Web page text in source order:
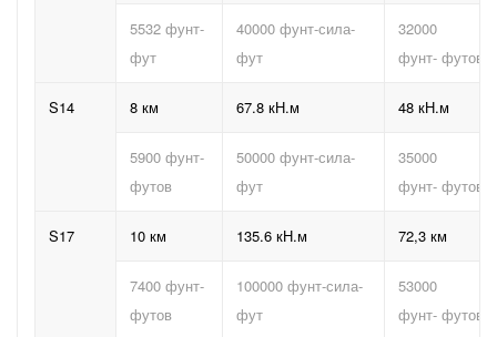
5532 фунт-
фут
40000 фунт-сила-
фут
32000
фунт- футов
S14 8 км 67.8 кН.м 48 кН.м
5900 фунт-
футов
50000 фунт-сила-
фут
35000
фунт- футов
S17 10 км 135.6 кН.м 72,3 км
7400 фунт-
футов
100000 фунт-сила-
фут
53000
фунт- футов